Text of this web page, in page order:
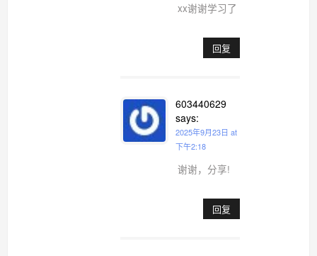
xx谢谢学习了
回复
603440629
says:
2025年9月23日 at
下午2:18
谢谢，分享!
回复